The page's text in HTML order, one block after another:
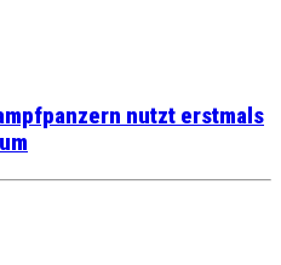
nutzt erstmals